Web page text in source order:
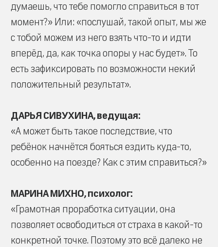
думаешь, что тебе помогло справиться в тот
момент?» Или: «послушай, такой опыт, мы же
с тобой можем из него взять что-то и идти
вперёд, да, как точка опоры у нас будет». То
есть зафиксировать по возможности некий
положительный результат».
ДАРЬЯ СИВУХИНА, ведущая:
«А может быть такое последствие, что
ребёнок начнётся бояться ездить куда-то,
особенно на поезде? Как с этим справиться?»
МАРИНА МИХНО, психолог:
«Грамотная проработка ситуации, она
позволяет освободиться от страха в какой-то
конкретной точке. Поэтому это всё далеко не